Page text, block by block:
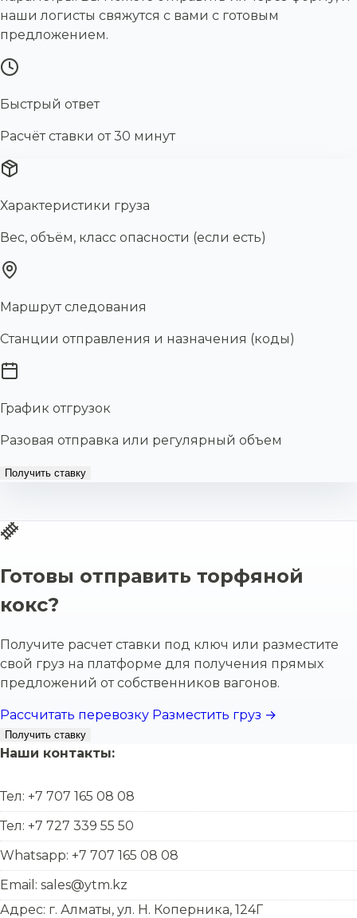
наши логисты свяжутся с вами с готовым
предложением.
Быстрый ответ
Расчёт ставки от 30 минут
Характеристики груза
Вес, объём, класс опасности (если есть)
Маршрут следования
Станции отправления и назначения (коды)
График отгрузок
Разовая отправка или регулярный объем
Получить ставку
Готовы отправить торфяной
кокс?
Получите расчет ставки под ключ или разместите
свой груз на платформе для получения прямых
предложений от собственников вагонов.
Рассчитать перевозку Разместить груз →
Получить ставку
Наши контакты:
Тел: +7 707 165 08 08
Тел: +7 727 339 55 50
Whatsapp: +7 707 165 08 08
Email: sales@ytm.kz
Адрес: г. Алматы, ул. Н. Коперника, 124Г